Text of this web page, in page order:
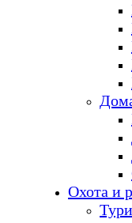
Охота и